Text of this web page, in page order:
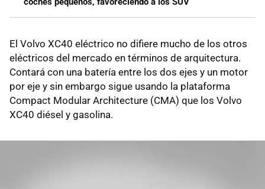
El Volvo XC40 eléctrico no difiere mucho de los otros
eléctricos del mercado en términos de arquitectura.
Contará con una batería entre los dos ejes y un motor
por eje y sin embargo sigue usando la plataforma
Compact Modular Architecture (CMA) que los Volvo
XC40 diésel y gasolina.